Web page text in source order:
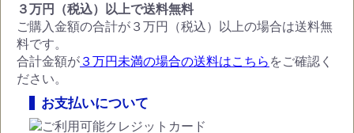
３万円（税込）以上で送料無料
ご購入金額の合計が３万円（税込）以上の場合は送料無
料です。
合計金額が ３万円未満の場合の送料はこちら をご確認く
ださい。
お支払いについて